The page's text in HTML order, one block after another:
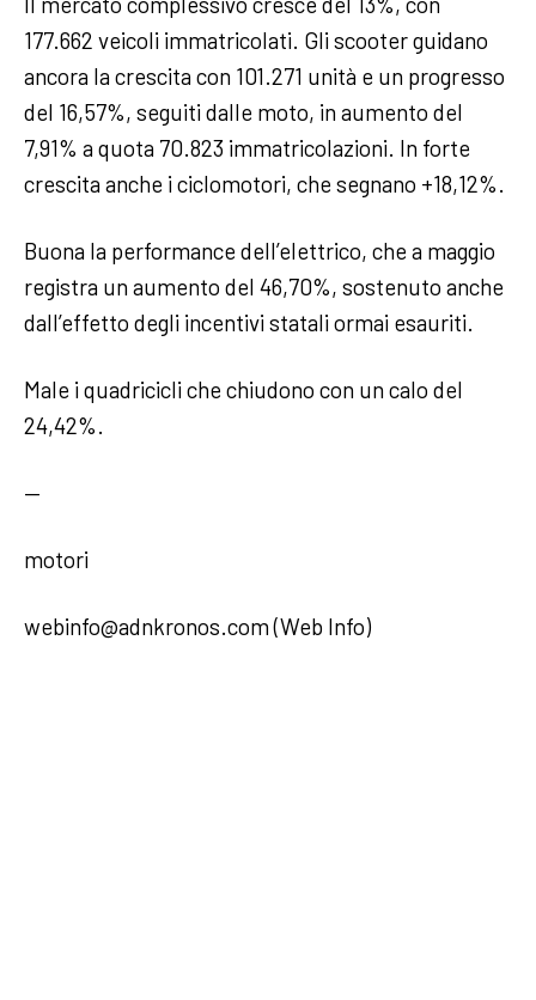
177.662 veicoli immatricolati. Gli scooter guidano
ancora la crescita con 101.271 unità e un progresso
del 16,57%, seguiti dalle moto, in aumento del
7,91% a quota 70.823 immatricolazioni. In forte
crescita anche i ciclomotori, che segnano +18,12%.
Buona la performance dell’elettrico, che a maggio
registra un aumento del 46,70%, sostenuto anche
dall’effetto degli incentivi statali ormai esauriti.
Male i quadricicli che chiudono con un calo del
24,42%.
—
motori
webinfo@adnkronos.com (Web Info)